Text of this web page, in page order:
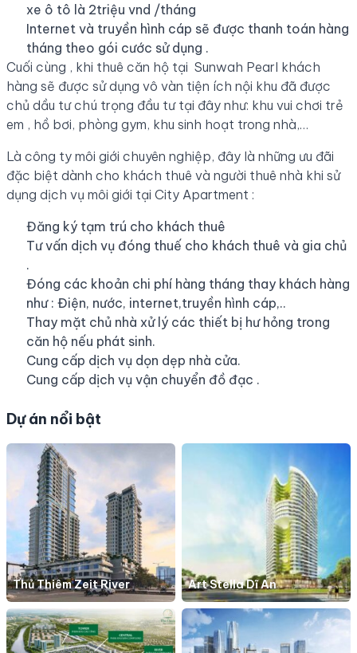
xe ô tô là 2triệu vnd /tháng
Internet và truyền hình cáp sẽ được thanh toán hàng
tháng theo gói cước sử dụng .
Cuối cùng , khi thuê căn hộ tại Sunwah Pearl khách
hàng sẽ được sử dụng vô vàn tiện ích nội khu đã được
chủ dầu tư chú trọng đầu tư tại đây như: khu vui chơi trẻ
em , hồ bơi, phòng gym, khu sinh hoạt trong nhà,…
Là công ty môi giới chuyên nghiệp, đây là những ưu đãi
đặc biệt dành cho khách thuê và người thuê nhà khi sử
dụng dịch vụ môi giới tại City Apartment :
Đăng ký tạm trú cho khách thuê
Tư vấn dịch vụ đóng thuế cho khách thuê và gia chủ
.
Đóng các khoản chi phí hàng tháng thay khách hàng
như : Điện, nước, internet,truyền hình cáp,..
Thay mặt chủ nhà xử lý các thiết bị hư hỏng trong
căn hộ nếu phát sinh.
Cung cấp dịch vụ dọn dẹp nhà cửa.
Cung cấp dịch vụ vận chuyển đồ đạc .
Dự án nổi bật
Thủ Thiêm Zeit River Art Stella Dĩ An